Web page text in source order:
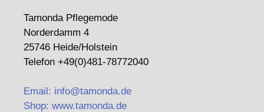
Tamonda Pflegemode
Norderdamm 4
25746 Heide/Holstein
Telefon +49(0)481-78772040
Email: info@tamonda.de
Shop: www.tamonda.de